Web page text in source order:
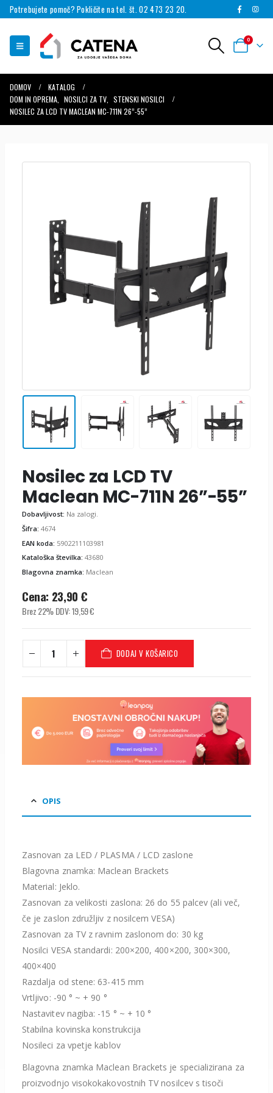
Potrebujete pomoč? Pokličite na tel. št. 02 473 23 20.
0
DOMOV
KATALOG
DOM IN OPREMA
NOSILCI ZA TV
STENSKI NOSILCI
NOSILEC ZA LCD TV MACLEAN MC-711N 26”-55”
Nosilec za LCD TV
Maclean MC-711N 26”-55”
Dobavljivost: Na zalogi.
Šifra: 4674
EAN koda: 5902211103981
Kataloška številka: 43680
Blagovna znamka: Maclean
Cena: 23,90 €
Brez 22% DDV:19,59€
DODAJ V KOŠARICO
OPIS
Zasnovan za LED / PLASMA / LCD zaslone
Blagovna znamka: Maclean Brackets
Material: Jeklo.
Zasnovan za velikosti zaslona: 26 do 55 palcev (ali več,
če je zaslon združljiv z nosilcem VESA)
Zasnovan za TV z ravnim zaslonom do: 30 kg
Nosilci VESA standardi: 200×200, 400×200, 300×300,
400×400
Razdalja od stene: 63-415 mm
Vrtljivo: -90 ° ~ + 90 °
Nastavitev nagiba: -15 ° ~ + 10 °
Stabilna kovinska konstrukcija
Nosileci za vpetje kablov
Blagovna znamka Maclean Brackets je specializirana za
proizvodnjo visokokakovostnih TV nosilcev s tisoči